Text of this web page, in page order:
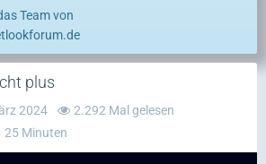
Team von
plus
2024
2.292 Mal gelesen
25 Minuten